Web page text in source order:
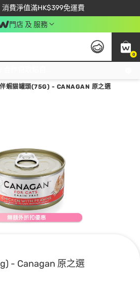
消費淨值滿HK$399免運費
易賞錢會員盡享獨家優惠
買滿$450 輸入 NEWAPP 即減$50
門店 及 服務
0
蝦貓罐頭(75G) - CANAGAN 原之選
- Canagan 原之選